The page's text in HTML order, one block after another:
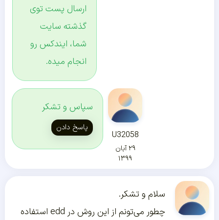
ارسال پست توی
گذشته سایت
شما، ایندکس رو
انجام میده.
U32058
۲۹ آبان
۱۳۹۹
سپاس و تشکر
پاسخ دادن
سلام و تشکر.
چطور می‌تونم از این روش در edd استفاده